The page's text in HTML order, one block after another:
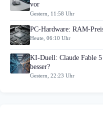
vor
Gestern, 11:58 Uhr
PC-Hardware: RAM-
Heute, 06:10 Uhr
KI-Duell: Claude Fable
besser?
Gestern, 22:23 Uhr